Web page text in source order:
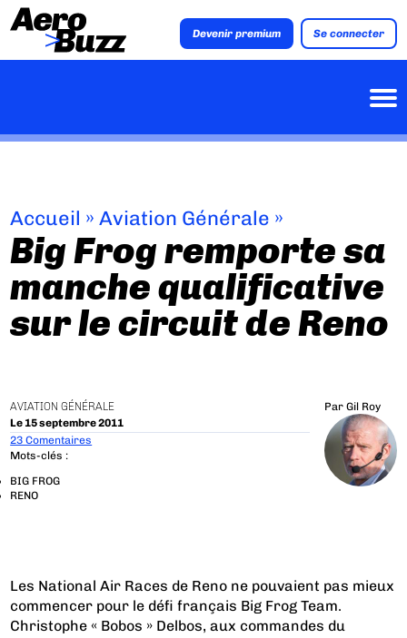
Devenir premium Se connecter
Accueil »Aviation Générale »
Big Frog remporte sa
manche qualificative
sur le circuit de Reno
AVIATION GÉNÉRALE
Le 15 septembre 2011
Par Gil Roy
23 Comentaires
Mots-clés :
BIG FROG
RENO
Les National Air Races de Reno ne pouvaient pas mieux
commencer pour le défi français Big Frog Team.
Christophe « Bobos » Delbos, aux commandes du